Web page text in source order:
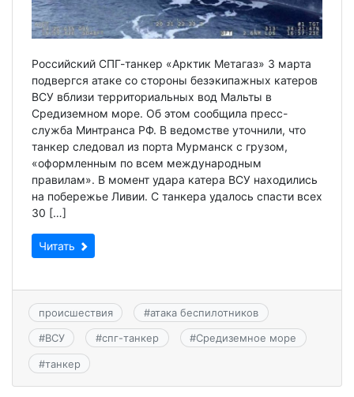
Российский СПГ-танкер «Арктик Метагаз» 3 марта
подвергся атаке со стороны безэкипажных катеров
ВСУ вблизи территориальных вод Мальты в
Средиземном море. Об этом сообщила пресс-
служба Минтранса РФ. В ведомстве уточнили, что
танкер следовал из порта Мурманск с грузом,
«оформленным по всем международным
правилам». В момент удара катера ВСУ находились
на побережье Ливии. С танкера удалось спасти всех
30 […]
Читать
происшествия #атака беспилотников
#ВСУ #спг-танкер #Средиземное море
#танкер